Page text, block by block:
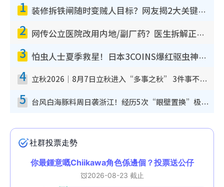
1 装修拆铁闸随时变贼人目标？网友揭2大关键用途：装新款等于白装？附新旧铁闸分别
2 网传公立医院改用内地/副厂药？医生拆解正副厂分别，揭4类人换药随时出事
3 怕虫人士夏季救星！日本3COINS爆红驱虫神器$45起 1招“全程免触碰”轻松搞定小强
4 立秋2026｜8月7日立秋进入“多事之秋” 3件事不可做！专家教6招开运 清杂物／钱包纳气接好运
5 台风白海豚料周日袭浙江！经历5次“眼壁置换”极罕见 成登陆内地最长途台风